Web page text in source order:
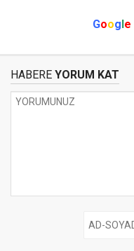
Google
HABERE YORUM KAT